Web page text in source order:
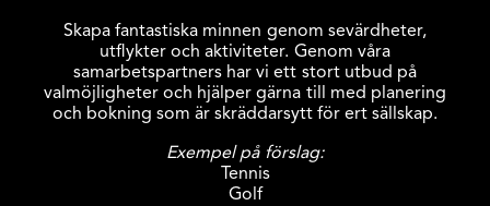
Skapa fantastiska minnen genom sevärdheter,
utflykter och aktiviteter. Genom våra
samarbetspartners har vi ett stort utbud på
valmöjligheter och hjälper gärna till med planering
och bokning som är skräddarsytt för ert sällskap.
Exempel på förslag:
Tennis
Golf